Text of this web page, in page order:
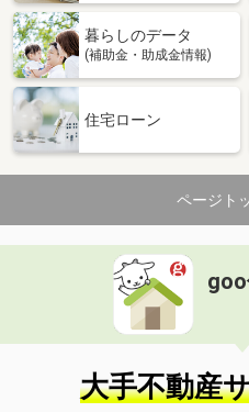
暮らしのデータ
(補助金・助成金情報)
住宅ローン
ページト
大手不動産